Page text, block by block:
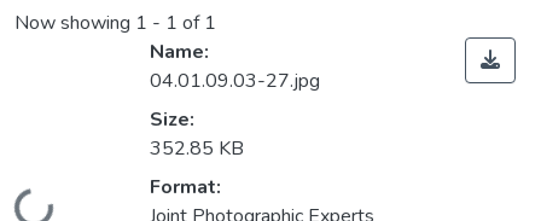
Now showing 1 - 1 of 1
Name:
04.01.09.03-27.jpg
Size:
352.85 KB
Format: